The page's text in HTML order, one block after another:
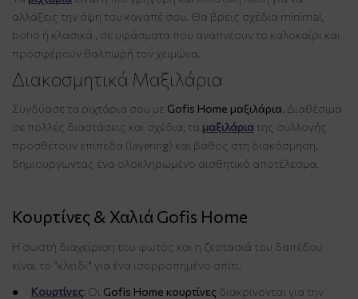
αλλάξεις την όψη του καναπέ σου. Θα βρεις σχέδια minimal,
boho ή κλασικά , σε υφάσματα που αναπνέουν το καλοκαίρι και
προσφέρουν θαλπωρή τον χειμώνα.
Διακοσμητικά Μαξιλάρια
Συνδύασε τα ριχτάρια σου με Gofis Home μαξιλάρια . Διαθέσιμα
σε πολλές διαστάσεις και σχέδια, τα μαξιλάρια της συλλογής
προσθέτουν επίπεδα (layering) και βάθος στη διακόσμηση,
δημιουργώντας ένα ολοκληρωμένο αισθητικό αποτέλεσμα.
Κουρτίνες & Χαλιά Gofis Home
Η σωστή διαχείριση του φωτός και η ζεστασιά του δαπέδου
είναι το "κλειδί" για ένα ισορροπημένο σπίτι.
●
Κουρτίνες: Οι Gofis Home κουρτίνες διακρίνονται για την